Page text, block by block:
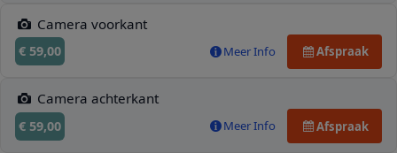
Camera voorkant
€ 59,00 Meer Info Afspraak
Camera achterkant
€ 59,00 Meer Info Afspraak